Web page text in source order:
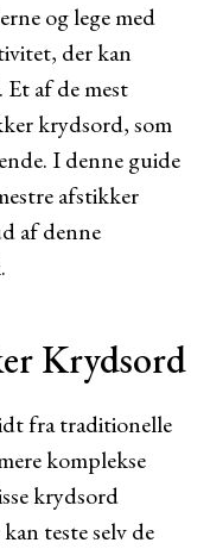
og lege med
der kan
af de mest
krydsord, som
I denne guide
afstikker
af denne
Krydsord
fra traditionelle
komplekse
krydsord
teste selv de